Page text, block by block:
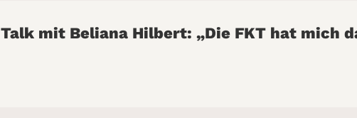
Talk mit Beliana Hilbert: „Die FKT hat mich